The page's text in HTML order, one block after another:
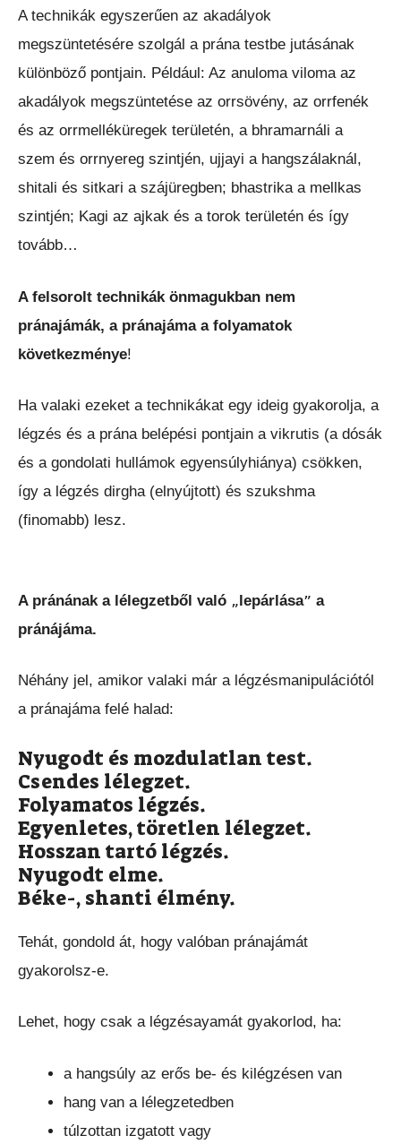
A technikák egyszerűen az akadályok
megszüntetésére szolgál a prána testbe jutásának
különböző pontjain. Például: Az anuloma viloma az
akadályok megszüntetése az orrsövény, az orrfenék
és az orrmelléküregek területén, a bhramarnáli a
szem és orrnyereg szintjén, ujjayi a hangszálaknál,
shitali és sitkari a szájüregben; bhastrika a mellkas
szintjén; Kagi az ajkak és a torok területén és így
tovább…
A felsorolt technikák önmagukban nem
pránajámák, a pránajáma a folyamatok
következménye!
Ha valaki ezeket a technikákat egy ideig gyakorolja, a
légzés és a prána belépési pontjain a vikrutis (a dósák
és a gondolati hullámok egyensúlyhiánya) csökken,
így a légzés dirgha (elnyújtott) és szukshma
(finomabb) lesz.
A pránának a lélegzetből való „lepárlása” a
pránájáma.
Néhány jel, amikor valaki már a légzésmanipulációtól
a pránajáma felé halad:
Nyugodt és mozdulatlan test.
Csendes lélegzet.
Folyamatos légzés.
Egyenletes, töretlen lélegzet.
Hosszan tartó légzés.
Nyugodt elme.
Béke-, shanti élmény.
Tehát, gondold át, hogy valóban pránajámát
gyakorolsz-e.
Lehet, hogy csak a légzésayamát gyakorlod, ha:
a hangsúly az erős be- és kilégzésen van
hang van a lélegzetedben
túlzottan izgatott vagy